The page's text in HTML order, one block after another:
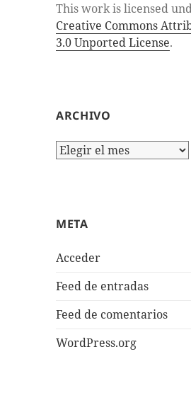
This work is licensed
Creative Commons
3.0 Unported License.
ARCHIVO
Archivo
META
Acceder
Feed de entradas
Feed de comentarios
WordPress.org